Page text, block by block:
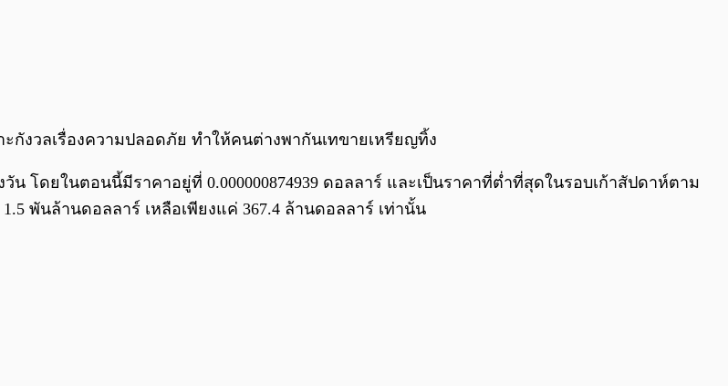
กังวลเรื่องความปลอดภัย ทำให้คนต่างพากันเทขายเหรียญทิ้ง
วัน โดยในตอนนี้มีราคาอยู่ที่ 0.000000874939 ดอลลาร์ และเป็นราคาที่ต่ำที่สุดในรอบเก้าสัปดาห์ตาม
พันล้านดอลลาร์ เหลือเพียงแค่ 367.4 ล้านดอลลาร์ เท่านั้น